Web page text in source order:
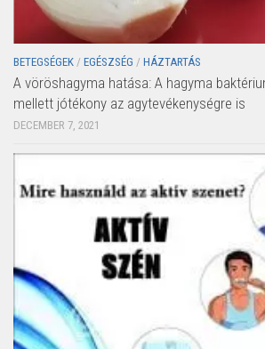
BETEGSÉGEK / EGÉSZSÉG / HÁZTARTÁS
A vöröshagyma hatása: A hagyma
mellett jótékony az agytevékenységre is
DECEMBER 7, 2021